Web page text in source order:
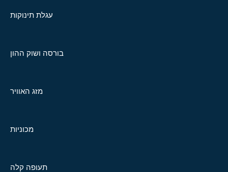
עגלת תינוקות
בורסה ושוק ההון
מזג האוויר
מכוניות
תעופה קלה